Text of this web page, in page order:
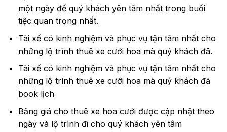
một ngày để quý khách yên tâm nhất trong buổi
tiệc quan trọng nhất.
Tài xế có kinh nghiệm và phục vụ tận tâm nhất cho
những lộ trình thuê xe cưới hoa mà quý khách đã.
Tài xế có kinh nghiệm và phục vụ tận tâm nhất cho
những lộ trình thuê xe cưới hoa mà quý khách đã
book lịch
Bảng giá cho thuê xe hoa cưới được cập nhật theo
ngày và lộ trình đi cho quý khách yên tâm